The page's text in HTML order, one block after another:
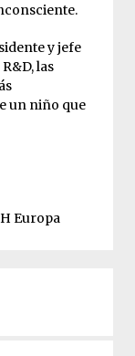
y jefe
las
un niño que
Europa